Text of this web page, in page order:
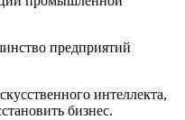
предприятий
интеллекта,
бизнес.